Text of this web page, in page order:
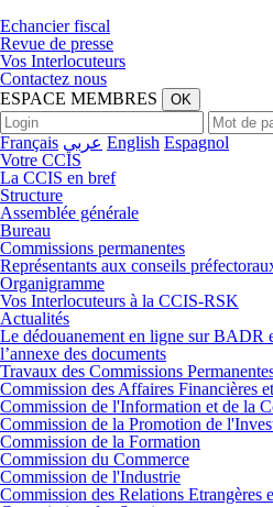
Echancier fiscal
Revue de presse
Vos Interlocuteurs
Contactez nous
ESPACE MEMBRES OK
Français عربي English Espagnol
Votre CCIS
La CCIS en bref
Structure
Assemblée générale
Bureau
Commissions permanentes
Représentants aux conseils
Organigramme
Vos Interlocuteurs à la CCIS-RSK
Actualités
Le dédouanement en ligne sur BADR
l’annexe des documents
Travaux des Commissions
Commission des Affaires Financières
Commission de l'Information et de la
Commission de la Promotion de
Commission de la Formation
Commission du Commerce
Commission de l'Industrie
Commission des Relations Etrangères